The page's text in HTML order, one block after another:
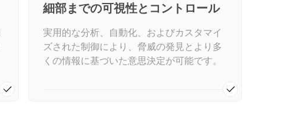
細部までの可視性とコントロール
実用的な分析、自動化、およびカスタマイ
ズされた制御により、脅威の発見とより多
くの情報に基づいた意思決定が可能です。